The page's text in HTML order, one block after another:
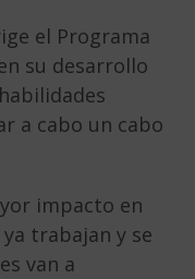
el Programa
su desarrollo
a cabo un cabo
impacto en
trabajan y se
van a